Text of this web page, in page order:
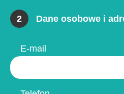
2 Dane osobowe i
E-mail